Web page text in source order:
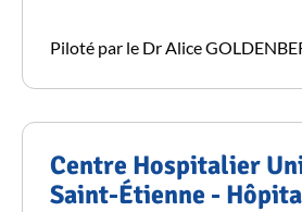
Piloté par le Dr Alice
Centre Hospitalier
Saint-Étienne -